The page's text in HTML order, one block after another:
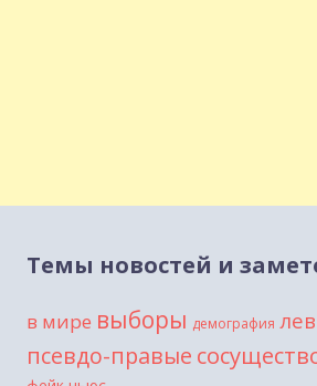
Темы новостей и
в мире выборы демография
псевдо-правые